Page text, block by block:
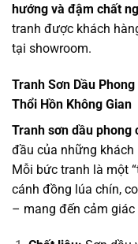
hướng và đậm chất
tranh được khách
tại showroom.
Tranh Sơn Dầu
Thổi Hồn Không Gian
Tranh sơn dầu phong
đầu của những khách
Mỗi bức tranh là một
cánh đồng lúa chín,
– mang đến cảm